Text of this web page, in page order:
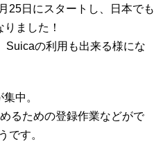
25日にスタートし、日本でも
ました！
Suicaの利用も出来る様にな
中。
るための登録作業などがで
です。